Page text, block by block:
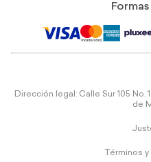
Dirección legal: Calle Sur 105 No.
de
Términos